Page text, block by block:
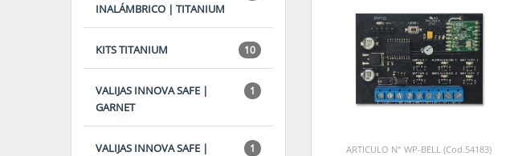
INALÁMBRICO | TITANIUM
10
KITS TITANIUM
1
VALIJAS INNOVA SAFE |
GARNET
1
VALIJAS INNOVA SAFE |
ARTICULO N° WP-BELL (Cod.54183)